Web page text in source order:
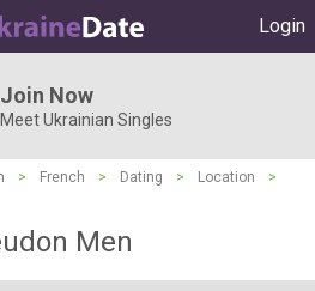
Login
Join Now
Meet Ukrainian Singles
> French > Dating > Location
>
Men